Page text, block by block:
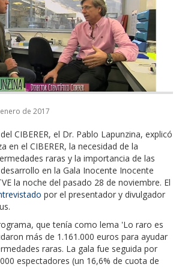
de 2017
CIBERER, el Dr. Pablo Lapunzina, explicó
en el CIBERER, la necesidad de la
raras y la importancia de las
en la Gala Inocente Inocente
la noche del pasado 28 de noviembre. El
por el presentador y divulgador
que tenía como lema 'Lo raro es
más de 1.161.000 euros para ayudar
raras. La gala fue seguida por
espectadores (un 16,6% de cuota de